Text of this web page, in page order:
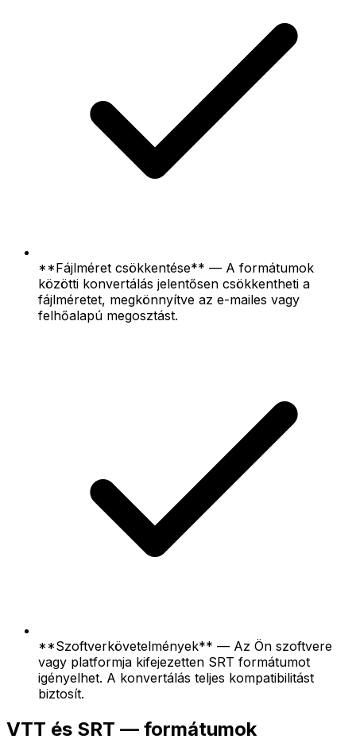
**Fájlméret csökkentése** — A formátumok
közötti konvertálás jelentősen csökkentheti a
fájlméretet, megkönnyítve az e-mailes vagy
felhőalapú megosztást.
**Szoftverkövetelmények** — Az Ön szoftvere
vagy platformja kifejezetten SRT formátumot
igényelhet. A konvertálás teljes kompatibilitást
biztosít.
VTT és SRT — formátumok